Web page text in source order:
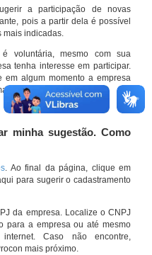
a participação de novas
pois a partir dela é possível
mais indicadas.
voluntária, mesmo com sua
tenha interesse em participar.
em algum momento a empresa
por meio do site.
minha sugestão. Como
. Ao final da página, clique em
para sugerir o cadastramento
da empresa. Localize o CNPJ
para a empresa ou até mesmo
Caso não encontre,
mais próximo.